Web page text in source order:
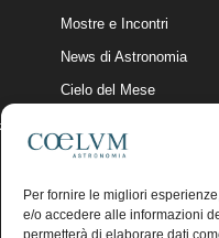
Per fornire le migliori
e/o accedere alle informazioni
permetterà di elaborare dati
Mostre e Incontri
News di Astronomia
Cielo del Mese
Articoli e Risorse On-Line
Il Blog della Redazione